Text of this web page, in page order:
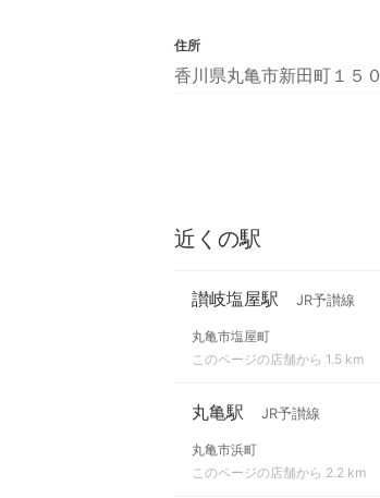
住所
香川県丸亀市新田町１５０
近くの駅
讃岐塩屋駅 JR予讃線
丸亀市塩屋町
このページの店舗から 1.5 km
丸亀駅 JR予讃線
丸亀市浜町
このページの店舗から 2.2 km